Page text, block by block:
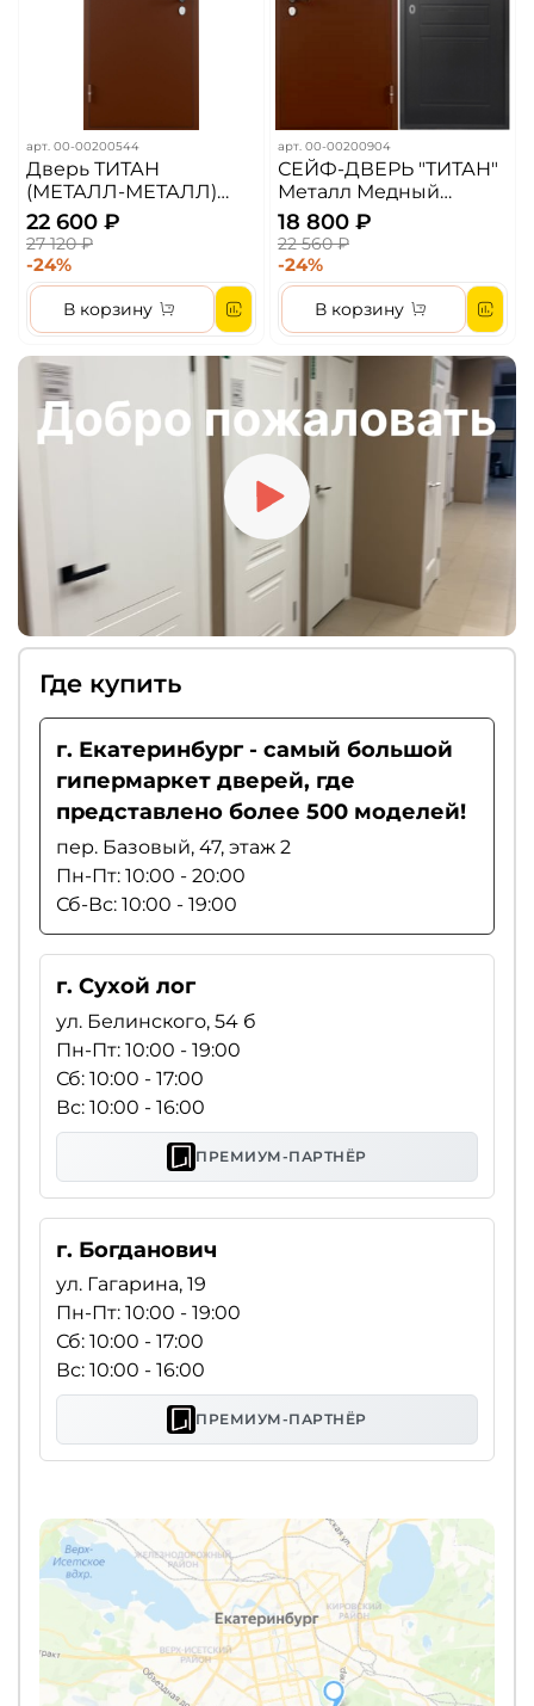
арт. 00-00200544
Дверь ТИТАН
(МЕТАЛЛ-МЕТАЛЛ)
графит
22 600 ₽
27 120 ₽
-24%
В корзину
арт. 00-00200904
СЕЙФ-ДВЕРЬ "ТИТАН"
Металл Медный
Антик/МДФ 6мм
Венге
18 800 ₽
22 560 ₽
-24%
В корзину
Где купить
г. Екатеринбург - самый большой
гипермаркет дверей, где
представлено более 500 моделей!
пер. Базовый, 47, этаж 2
Пн-Пт: 10:00 - 20:00
Сб-Вс: 10:00 - 19:00
г. Сухой лог
ул. Белинского, 54 б
Пн-Пт: 10:00 - 19:00
Сб: 10:00 - 17:00
Вс: 10:00 - 16:00
ПРЕМИУМ-ПАРТНЁР
г. Богданович
ул. Гагарина, 19
Пн-Пт: 10:00 - 19:00
Сб: 10:00 - 17:00
Вс: 10:00 - 16:00
ПРЕМИУМ-ПАРТНЁР